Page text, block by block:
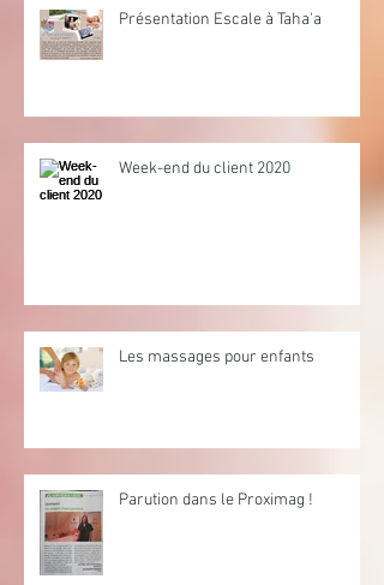
Présentation Escale à Taha'a
Week-end du client 2020
Les massages pour enfants
Parution dans le Proximag !